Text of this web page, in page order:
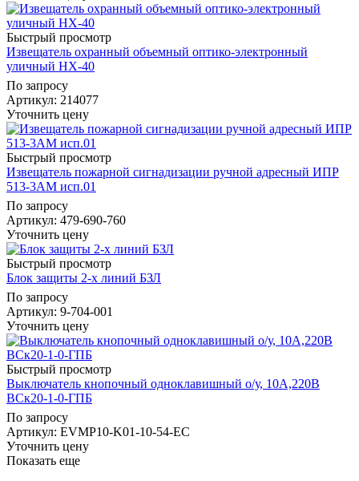
Быстрый просмотр
Извещатель охранный объемный оптико-электронный
уличный HX-40
По запросу
Артикул: 214077
Уточнить цену
Быстрый просмотр
Извещатель пожарной сигнадизации ручной адресный ИПР
513-3АМ исп.01
По запросу
Артикул: 479-690-760
Уточнить цену
Быстрый просмотр
Блок защиты 2-х линий БЗЛ
По запросу
Артикул: 9-704-001
Уточнить цену
Быстрый просмотр
Выключатель кнопочный одноклавишный о/у, 10А,220В
ВСк20-1-0-ГПБ
По запросу
Артикул: EVMP10-K01-10-54-EC
Уточнить цену
Показать еще